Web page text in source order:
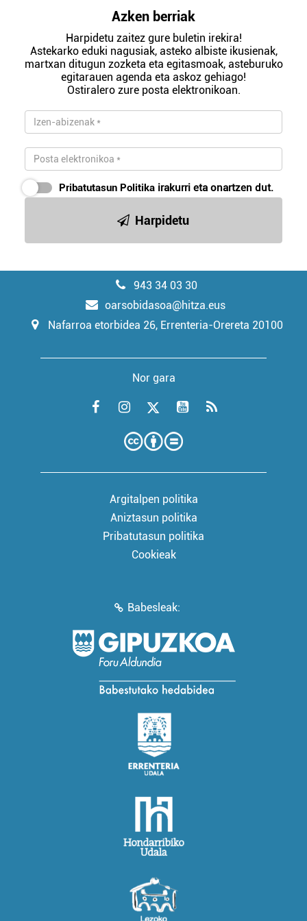
Azken berriak
Harpidetu zaitez gure buletin irekira!
Astekarko eduki nagusiak, asteko albiste ikusienak,
martxan ditugun zozketa eta egitasmoak, asteburuko
egitarauen agenda eta askoz gehiago!
Ostiralero zure posta elektronikoan.
Pribatutasun Politika irakurri eta onartzen dut.
Harpidetu
943 34 03 30
oarsobidasoa@hitza.eus
Nafarroa etorbidea 26, Errenteria-Orereta 20100
Nor gara
Argitalpen politika
Aniztasun politika
Pribatutasun politika
Cookieak
Babesleak: